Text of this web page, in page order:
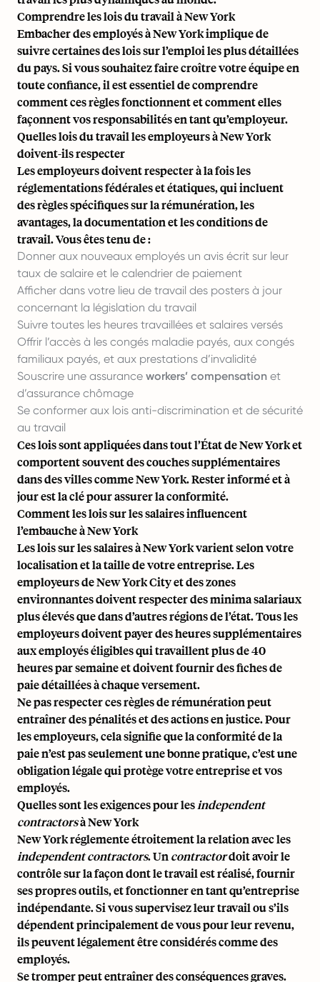
Comprendre les lois du travail à New York
Embacher des employés à New York implique de
suivre certaines des lois sur l’emploi les plus détaillées
du pays. Si vous souhaitez faire croître votre équipe en
toute confiance, il est essentiel de comprendre
comment ces règles fonctionnent et comment elles
façonnent vos responsabilités en tant qu’employeur.
Quelles lois du travail les employeurs à New York
doivent-ils respecter
Les employeurs doivent respecter à la fois les
réglementations fédérales et étatiques, qui incluent
des règles spécifiques sur la rémunération, les
avantages, la documentation et les conditions de
travail. Vous êtes tenu de :
Donner aux nouveaux employés un avis écrit sur leur
taux de salaire et le calendrier de paiement
Afficher dans votre lieu de travail des posters à jour
concernant la législation du travail
Suivre toutes les heures travaillées et salaires versés
Offrir l’accès à les congés maladie payés, aux congés
familiaux payés, et aux prestations d’invalidité
Souscrire une assurance workers’ compensation et
d’assurance chômage
Se conformer aux lois anti-discrimination et de sécurité
au travail
Ces lois sont appliquées dans tout l’État de New York et
comportent souvent des couches supplémentaires
dans des villes comme New York. Rester informé et à
jour est la clé pour assurer la conformité.
Comment les lois sur les salaires influencent
l’embauche à New York
Les lois sur les salaires à New York varient selon votre
localisation et la taille de votre entreprise. Les
employeurs de New York City et des zones
environnantes doivent respecter des minima salariaux
plus élevés que dans d’autres régions de l’état. Tous les
employeurs doivent payer des heures supplémentaires
aux employés éligibles qui travaillent plus de 40
heures par semaine et doivent fournir des fiches de
paie détaillées à chaque versement.
Ne pas respecter ces règles de rémunération peut
entraîner des pénalités et des actions en justice. Pour
les employeurs, cela signifie que la conformité de la
paie n’est pas seulement une bonne pratique, c’est une
obligation légale qui protège votre entreprise et vos
employés.
Quelles sont les exigences pour lesindependent
contractorsà New York
New York réglemente étroitement la relation avec les
independent contractors. Un contractordoit avoir le
contrôle sur la façon dont le travail est réalisé, fournir
ses propres outils, et fonctionner en tant qu’entreprise
indépendante. Si vous supervisez leur travail ou s’ils
dépendent principalement de vous pour leur revenu,
ils peuvent légalement être considérés comme des
employés.
Se tromper peut entraîner des conséquences graves.